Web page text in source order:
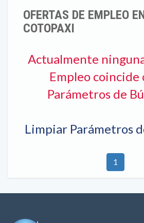
OFERTAS DE EMPLEO
COTOPAXI
Actualmente
Empleo coincide
Parámetros de
Limpiar Parámetros
1